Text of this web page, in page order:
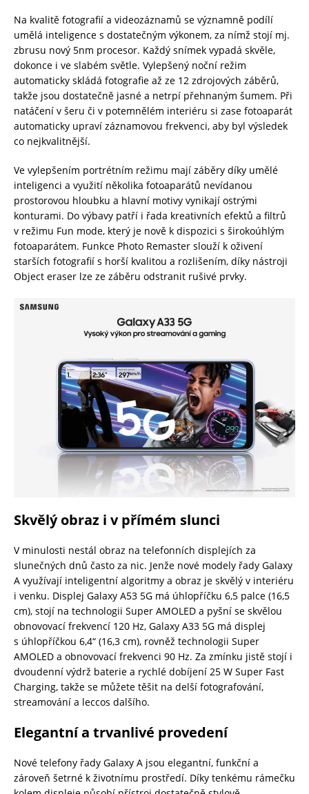
Na kvalitě fotografií a videozáznamů se významně podílí
umělá inteligence s dostatečným výkonem, za nímž stojí mj.
zbrusu nový 5nm procesor. Každý snímek vypadá skvěle,
dokonce i ve slabém světle. Vylepšený noční režim
automaticky skládá fotografie až ze 12 zdrojových záběrů,
takže jsou dostatečně jasné a netrpí přehnaným šumem. Při
natáčení v šeru či v potemnělém interiéru si zase fotoaparát
automaticky upraví záznamovou frekvenci, aby byl výsledek
co nejkvalitnější.
Ve vylepšením portrétním režimu mají záběry díky umělé
inteligenci a využití několika fotoaparátů nevídanou
prostorovou hloubku a hlavní motivy vynikají ostrými
konturami. Do výbavy patří i řada kreativních efektů a filtrů
v režimu Fun mode, který je nově k dispozici s širokoúhlým
fotoaparátem. Funkce Photo Remaster slouží k oživení
starších fotografií s horší kvalitou a rozlišením, díky nástroji
Object eraser lze ze záběru odstranit rušivé prvky.
Skvělý obraz i v přímém slunci
V minulosti nestál obraz na telefonních displejích za
slunečných dnů často za nic. Jenže nové modely řady Galaxy
A využívají inteligentní algoritmy a obraz je skvělý v interiéru
i venku. Displej Galaxy A53 5G má úhlopříčku 6,5 palce (16,5
cm), stojí na technologii Super AMOLED a pyšní se skvělou
obnovovací frekvencí 120 Hz, Galaxy A33 5G má displej
s úhlopříčkou 6,4“ (16,3 cm), rovněž technologii Super
AMOLED a obnovovací frekvenci 90 Hz. Za zmínku jistě stojí i
dvoudenní výdrž baterie a rychlé dobíjení 25 W Super Fast
Charging, takže se můžete těšit na delší fotografování,
streamování a leccos dalšího.
Elegantní a trvanlivé provedení
Nové telefony řady Galaxy A jsou elegantní, funkční a
zároveň šetrné k životnímu prostředí. Díky tenkému rámečku